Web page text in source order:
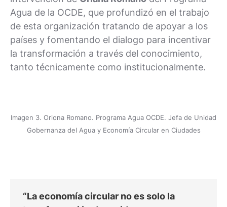
Agua de la OCDE, que profundizó en el trabajo
de esta organización tratando de apoyar a los
países y fomentando el dialogo para incentivar
la transformación a través del conocimiento,
tanto técnicamente como institucionalmente.
Imagen 3. Oriona Romano. Programa Agua OCDE. Jefa de Unidad
Gobernanza del Agua y Economía Circular en Ciudades
“La economía circular no es solo la